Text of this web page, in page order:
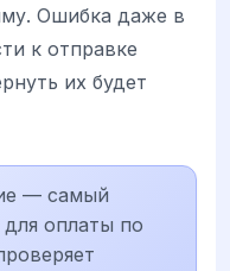
Ошибка даже в
к отправке
их будет
— самый
оплаты по